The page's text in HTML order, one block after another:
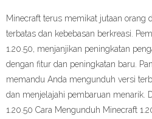
Minecraft terus memikat jutaan orang
terbatas dan kebebasan berkreasi.
1.20.50, menjanjikan peningkatan
dengan fitur dan peningkatan baru.
memandu Anda mengunduh versi
dan menjelajahi pembaruan menarik.
1.20.50 Cara Mengunduh Minecraft